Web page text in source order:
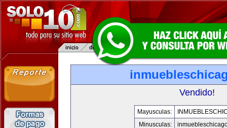
Vendido!
Mayusculas:
Minusculas: